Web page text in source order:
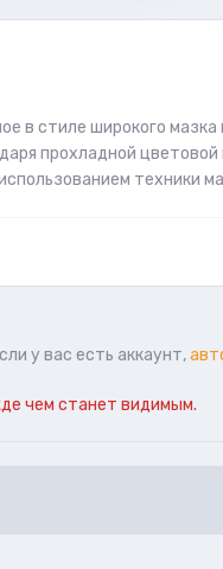
в стиле широкого
прохладной цветовой
техники
у вас есть аккаунт,
чем станет видимым.